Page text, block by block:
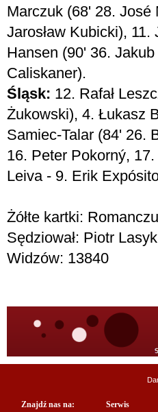
Marczuk (68' 28. José
Jarosław Kubicki),
Hansen (90' 36.
Caliskaner).
Śląsk: 12. Rafał
Żukowski), 4. Łukasz
Samiec-Talar (84' 26.
16. Peter Pokorný,
Leiva - 9. Erik
Żółte kartki:
Sędziował: Piotr Lasyk
Widzów: 13840
Znajdź nas na: Serwis